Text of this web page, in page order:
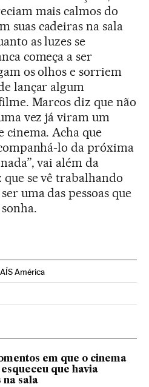
mais calmos do
suas cadeiras na sala
as luzes se
começa a ser
os olhos e sorriem
lançar algum
Marcos diz que não
vez já viram um
cinema. Acha que
lo da próxima
vai além da
se vê trabalhando
uma das pessoas que
América
Instagram
en Facebook
em que o cinema
que havia
na sala